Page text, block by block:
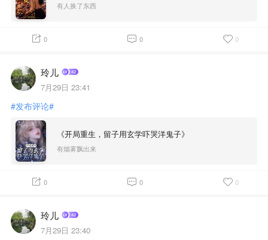
有人换了东西
0 0 0
玲儿
7月29日 23:41
#发布评论#
《开局重生，留子用玄学吓哭洋鬼子》
有烟雾飘出来
0 0 0
玲儿
7月29日 23:40